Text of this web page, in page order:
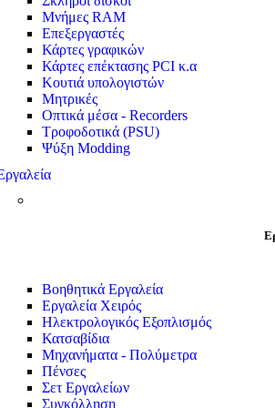
Μνήμες RAM
Επεξεργαστές
Κάρτες γραφικών
Κάρτες επέκτασης PCI κ.α
Κουτιά υπολογιστών
Μητρικές
Οπτικά μέσα - Recorders
Τροφοδοτικά (PSU)
Ψύξη Modding
Βοηθητικά Εργαλεία
Εργαλεία Χειρός
Ηλεκτρολογικός Εξοπλισμός
Κατσαβίδια
Μηχανήματα - Πολύμετρα
Πένσες
Σετ Εργαλείων
Συγκόλληση